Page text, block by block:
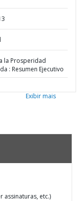
la Prosperidad
: Resumen Ejecutivo
Exibir mais
assinaturas, etc.)